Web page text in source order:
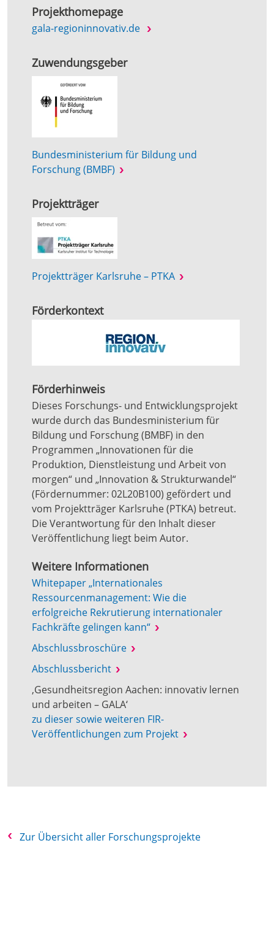
Projekthomepage
gala-regioninnovativ.de
Zuwendungsgeber
Bundesministerium für Bildung und
Forschung (BMBF)
Projektträger
Projektträger Karlsruhe – PTKA
Förderkontext
Förderhinweis
Dieses Forschungs- und Entwicklungsprojekt
wurde durch das Bundesministerium für
Bildung und Forschung (BMBF) in den
Programmen „Innovationen für die
Produktion, Dienstleistung und Arbeit von
morgen“ und „Innovation & Strukturwandel“
(Fördernummer: 02L20B100) gefördert und
vom Projektträger Karlsruhe (PTKA) betreut.
Die Verantwortung für den Inhalt dieser
Veröffentlichung liegt beim Autor.
Weitere Informationen
Whitepaper „Internationales
Ressourcenmanagement: Wie die
erfolgreiche Rekrutierung internationaler
Fachkräfte gelingen kann“
Abschlussbroschüre
Abschlussbericht
‚Gesundheitsregion Aachen: innovativ lernen
und arbeiten – GALA‘
zu dieser sowie weiteren FIR-
Veröffentlichungen zum Projekt
Zur Übersicht aller Forschungsprojekte